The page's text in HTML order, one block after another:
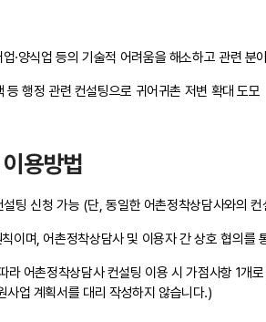
·양식업 등의 기술적 어려움을 해소하고 관련 분
등 행정 관련 컨설팅으로 귀어귀촌 저변 확대 도모
용방법
팅 신청 가능 (단, 동일한 어촌정착상담사와의
이며, 어촌정착상담사 및 이용자 간 상호 협의를
라 어촌정착상담사 컨설팅 이용 시 가점사항 1개
업 계획서를 대리 작성하지 않습니다.)